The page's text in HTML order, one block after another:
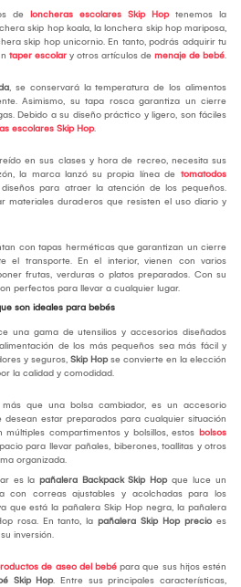
de loncheras escolares Skip Hoptenemos la
skip hop koala, la lonchera skip hop mariposa,
skip hop unicornio. En tanto, podrás adquirir tu
taper escolar y otros artículos de menaje de bebé.
, se conservará la temperatura de los alimentos
Asimismo, su tapa rosca garantiza un cierre
Debido a su diseño práctico y ligero, son fáciles
escolares Skip Hop.
en sus clases y hora de recreo, necesita sus
la marca lanzó su propia línea de tomatodos
para atraer la atención de los pequeños.
materiales duraderos que resisten el uso diario y
con tapas herméticas que garantizan un cierre
el transporte. En el interior, vienen con varios
frutas, verduras o platos preparados. Con su
perfectos para llevar a cualquier lugar.
son ideales para bebés
una gama de utensilios y accesorios diseñados
de los más pequeños sea más fácil y
y seguros, Skip Hopse convierte en la elección
la calidad y comodidad.
que una bolsa cambiador, es un accesorio
estar preparados para cualquier situación
compartimentos y bolsillos, estos bolsos
para llevar pañales, biberones, toallitas y otros
organizada.
es la pañalera Backpack Skip Hopque luce un
con correas ajustables y acolchadas para los
que está la pañalera Skip Hop negra, la pañalera
rosa. En tanto, la pañalera Skip Hop precio es
inversión.
de aseo del bebé para que sus hijos estén
Skip Hop. Entre sus principales características,